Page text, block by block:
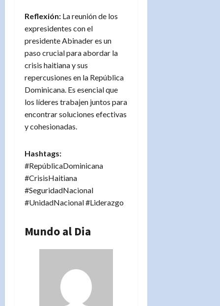
Reflexión: La reunión de los
expresidentes con el
presidente Abinader es un
paso crucial para abordar la
crisis haitiana y sus
repercusiones en la República
Dominicana. Es esencial que
los líderes trabajen juntos para
encontrar soluciones efectivas
y cohesionadas.
Hashtags:
#RepúblicaDominicana
#CrisisHaitiana
#SeguridadNacional
#UnidadNacional #Liderazgo
Mundo al Dia